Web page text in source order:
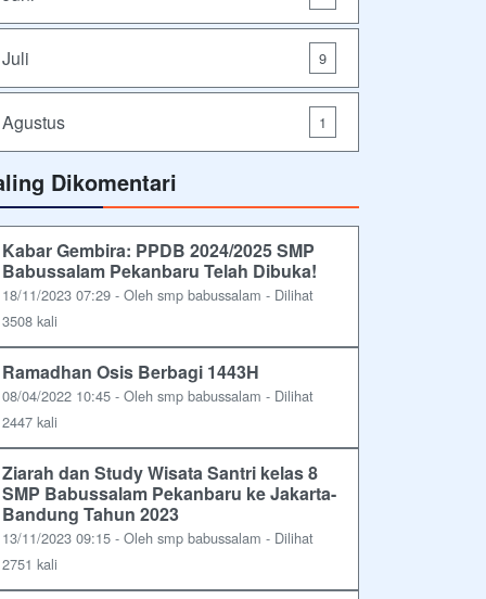
Juli 9
Agustus 1
Dikomentari
Kabar Gembira: PPDB 2024/2025 SMP
Babussalam Pekanbaru Telah Dibuka!
18/11/2023 07:29 - Oleh smp babussalam - Dilihat
3508 kali
Ramadhan Osis Berbagi 1443H
08/04/2022 10:45 - Oleh smp babussalam - Dilihat
2447 kali
Ziarah dan Study Wisata Santri kelas 8
SMP Babussalam Pekanbaru ke Jakarta-
Bandung Tahun 2023
13/11/2023 09:15 - Oleh smp babussalam - Dilihat
2751 kali